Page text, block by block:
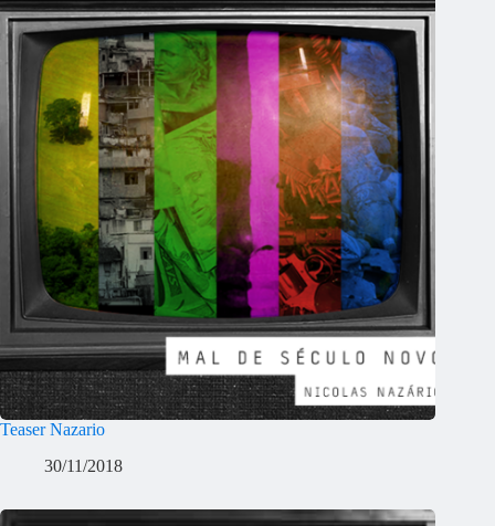
Teaser Nazario
30/11/2018